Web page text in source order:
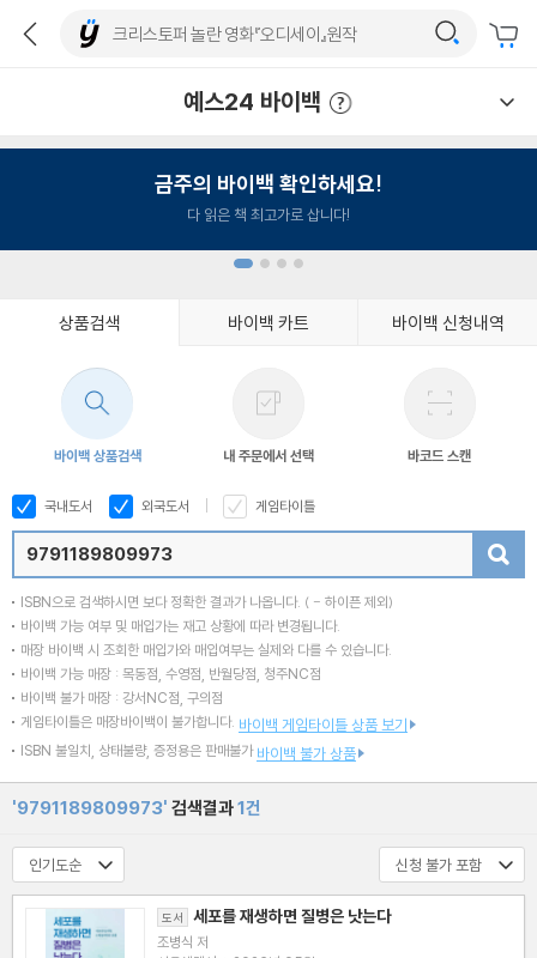
예스24 바이백
금주의 바이백 확인하세요!
다 읽은 책 최고가로 삽니다!
상품검색 바이백 카트 바이백 신청내역
바이백 상품검색 내 주문에서 선택 바코드 스캔
국내도서 외국도서 게임타이틀
ISBN으로 검색하시면 보다 정확한 결과가 나옵니다. ( - 하이픈 제외)
바이백 가능 여부 및 매입가는 재고 상황에 따라 변경됩니다.
매장 바이백 시 조회한 매입가와 매입여부는 실제와 다를 수 있습니다.
바이백 가능 매장 : 목동점, 수영점, 반월당점, 청주NC점
바이백 불가 매장 : 강서NC점, 구의점
게임타이틀은 매장바이백이 불가합니다. 바이백 게임타이틀 상품 보기
ISBN 불일치, 상태불량, 증정용은 판매불가 바이백 불가 상품
'9791189809973' 검색결과1건
도서 세포를 재생하면 질병은 낫는다
조병식 저